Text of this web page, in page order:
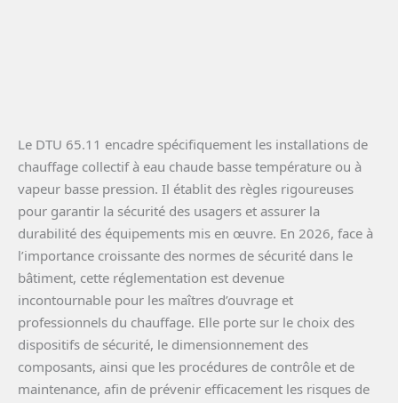
Le DTU 65.11 encadre spécifiquement les installations de
chauffage collectif à eau chaude basse température ou à
vapeur basse pression. Il établit des règles rigoureuses
pour garantir la sécurité des usagers et assurer la
durabilité des équipements mis en œuvre. En 2026, face à
l’importance croissante des normes de sécurité dans le
bâtiment, cette réglementation est devenue
incontournable pour les maîtres d’ouvrage et
professionnels du chauffage. Elle porte sur le choix des
dispositifs de sécurité, le dimensionnement des
composants, ainsi que les procédures de contrôle et de
maintenance, afin de prévenir efficacement les risques de